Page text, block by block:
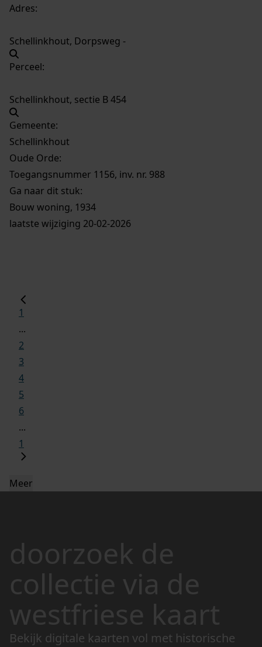
Adres:
Schellinkhout, Dorpsweg -
Perceel:
Schellinkhout, sectie B 454
Gemeente:
Schellinkhout
Oude Orde:
Toegangsnummer 1156, inv. nr. 988
Ga naar dit stuk:
Bouw woning, 1934
laatste wijziging 20-02-2026
1
...
2
3
4
5
6
...
1
Meer
doorzoek de
collectie via de
westfriese kaart
Bekijk digitale kaarten vol met historische